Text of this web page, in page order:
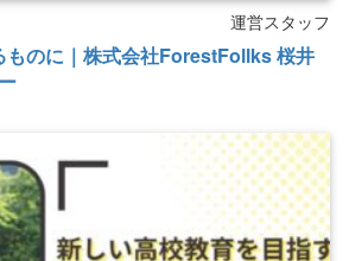
運営スタッフ
ものに｜株式会社ForestFollks 桜井